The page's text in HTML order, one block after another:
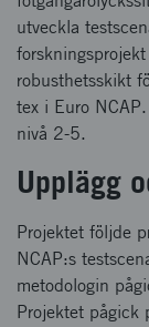
utveckla
robusthetsskikt
tex i Euro
nivå 2-5.
Upplägg
Projektet följde
NCAP:s
metodologin
Projektet pågick